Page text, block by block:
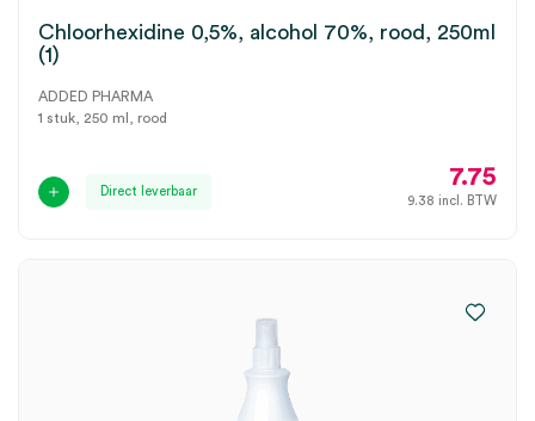
Chloorhexidine 0,5%, alcohol 70%, rood, 250ml
(1)
ADDED PHARMA
1 stuk, 250 ml, rood
Direct leverbaar
7.75
9.38 incl. BTW